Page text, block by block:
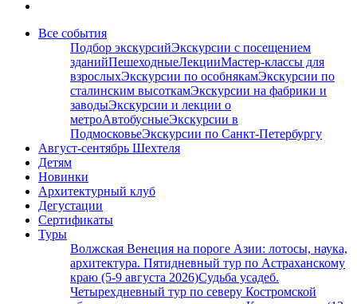
Все события
Подбор экскурсийЭкскурсии с посещением
зданийПешеходныеЛекцииМастер-классы для
взрослыхЭкскурсии по особнякамЭкскурсии по
сталинским высоткамЭкскурсии на фабрики и
заводыЭкскурсии и лекции о
метроАвтобусныеЭкскурсии в
ПодмосковьеЭкскурсии по Санкт-Петербургу
Август-сентябрь Шехтеля
Детям
Новинки
Архитектурный клуб
Дегустации
Сертификаты
Туры
Волжская Венеция на пороге Азии: лотосы, наука,
архитектура. Пятидневный тур по Астраханскому
краю (5-9 августа 2026)Судьба усадеб.
Четырехдневный тур по северу Костромской